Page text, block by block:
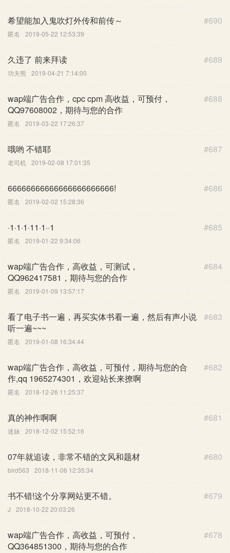
#690
希望能加入鬼吹灯外传和前传～
匿名 2019-05-22 12:53:39
#689
久违了 前来拜读
功夫熊 2019-04-21 7:14:00
#688
wap端广告合作，cpc cpm 高收益，可预付，
QQ97608002，期待与您的合作
匿名 2019-03-22 17:26:37
#687
哦哟 不错耶
老司机 2019-02-08 17:01:35
#686
66666666666666666666666!
匿名 2019-02-02 15:28:36
#685
·1·1·1·11·1··1
匿名 2019-01-22 9:34:06
#684
wap端广告合作，高收益，可测试，
QQ962417581，期待与您的合作
匿名 2019-01-09 13:57:17
#683
看了电子书一遍，再买实体书看一遍，然后有声小说
听一遍~~~
匿名 2019-01-08 16:34:44
#682
wap端广告合作，高收益，可预付，期待与您的合
作,qq 1965274301，欢迎站长来撩啊
匿名 2018-12-26 11:25:37
#681
真的神作啊啊
迷妹 2018-12-02 15:52:16
#680
07年就追读，非常不错的文风和题材
bird563 2018-11-06 12:35:34
#679
书不错!这个分享网站更不错。
J 2018-10-22 20:03:26
#678
wap端广告合作，高收益，可预付，
QQ364851300，期待与您的合作